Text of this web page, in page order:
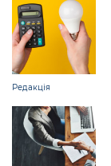
Редакція